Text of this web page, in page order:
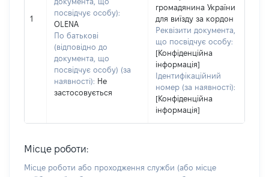
1
посвідчує особу):
OLENA
По батькові
(відповідно до
документа, що
посвідчує особу) (за
наявності): Не
застосовується
громадянина України
для виїзду за кордон
Реквізити документа,
що посвідчує особу:
[Конфіденційна
інформація]
Ідентифікаційний
номер (за наявності):
[Конфіденційна
інформація]
Місце роботи:
Місце роботи або проходження служби (або місце